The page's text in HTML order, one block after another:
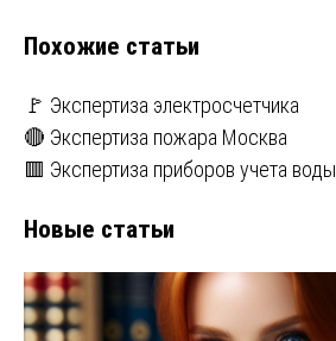
Похожие статьи
🚩 Экспертиза электросчетчика
🔴 Экспертиза пожара Москва
🟥 Экспертиза приборов учета воды
Новые статьи